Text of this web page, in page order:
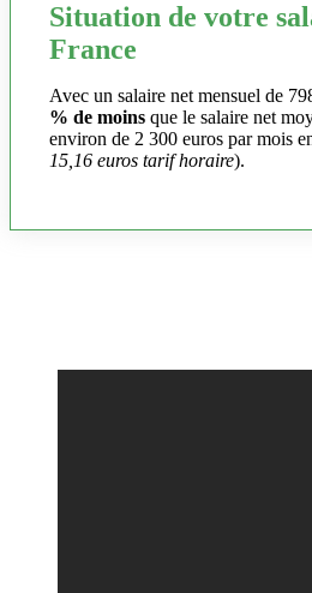
Situation de votre
France
Avec un salaire net mensuel de
% de moins que le salaire net
environ de 2 300 euros par mois
15,16 euros tarif horaire).